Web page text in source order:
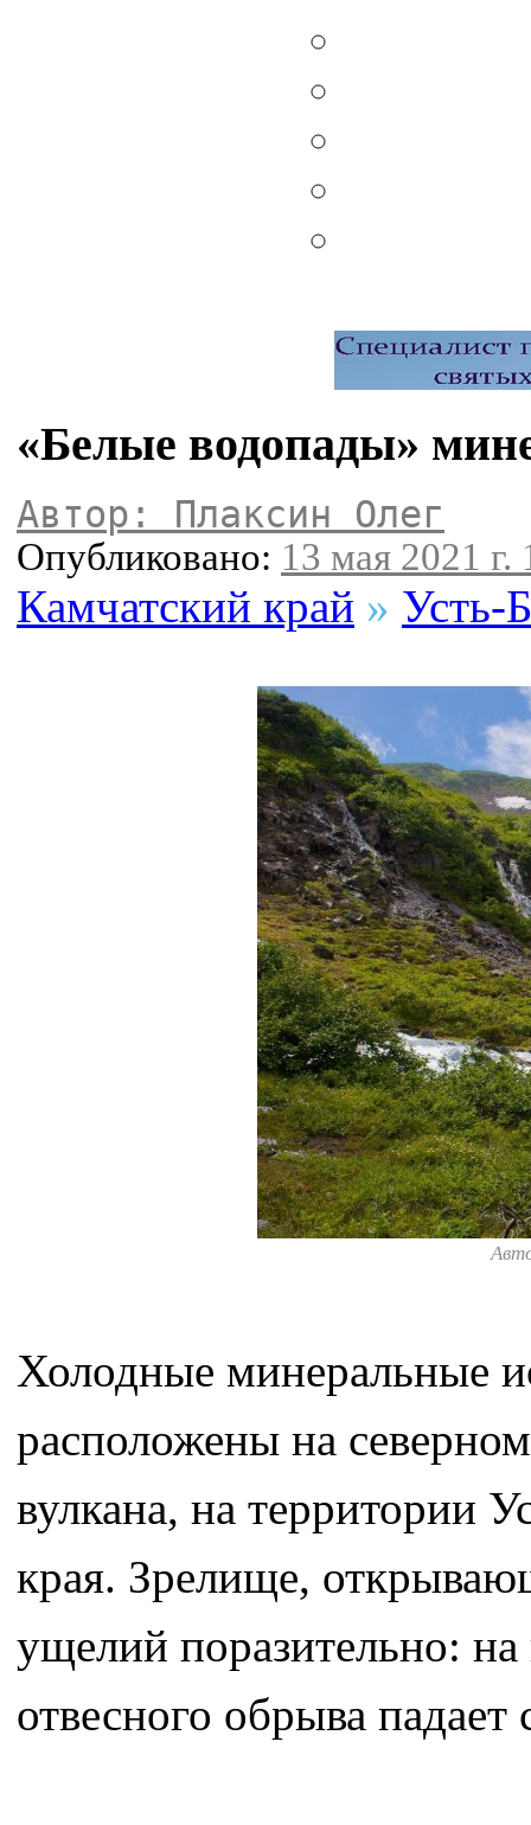
«Белые водопады»
Автор: Плаксин Олег
Опубликовано: 13 мая 2021 г.
Камчатский край » Усть-
Холодные минеральные
расположены на
вулкана, на территории
края. Зрелище,
ущелий поразительно:
отвесного обрыва